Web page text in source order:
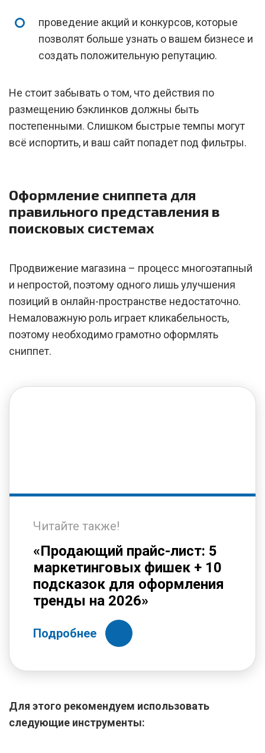
проведение акций и конкурсов, которые
позволят больше узнать о вашем бизнесе и
создать положительную репутацию.
Не стоит забывать о том, что действия по
размещению бэклинков должны быть
постепенными. Слишком быстрые темпы могут
всё испортить, и ваш сайт попадет под фильтры.
Оформление сниппета для
правильного представления в
поисковых системах
Продвижение магазина – процесс многоэтапный
и непростой, поэтому одного лишь улучшения
позиций в онлайн-пространстве недостаточно.
Немаловажную роль играет кликабельность,
поэтому необходимо грамотно оформлять
сниппет.
Читайте также!
«Продающий прайс-лист: 5
маркетинговых фишек + 10
подсказок для оформления
тренды на 2026»
Подробнее
Для этого рекомендуем использовать
следующие инструменты: